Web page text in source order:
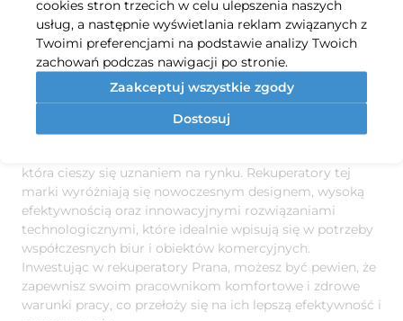
Serwis i wsparcie:Wybieraj renomowanych
producentów, którzy oferują wsparcie posprzedażowe
oraz serwis.
Rekuperatory Prana– doskonały wybór
dla Twojego biura
Jeśli zastanawiasz się nad wyborem odpowiedniego
która cieszy się uznaniem na rynku. Rekuperatory tej
marki wyróżniają się nowoczesnym designem, wysoką
efektywnością oraz innowacyjnymi rozwiązaniami
technologicznymi, które idealnie wpisują się w potrzeby
współczesnych biur i obiektów komercyjnych.
Inwestując w rekuperatory Prana, możesz być pewien, że
zapewnisz swoim pracownikom komfortowe i zdrowe
warunki pracy, co przełoży się na ich lepszą efektywność i
cookies stron trzecich w celu ulepszenia naszych
usług, a następnie wyświetlania reklam związanych z
Twoimi preferencjami na podstawie analizy Twoich
zachowań podczas nawigacji po stronie.
Zaakceptuj wszystkie zgody
Dostosuj